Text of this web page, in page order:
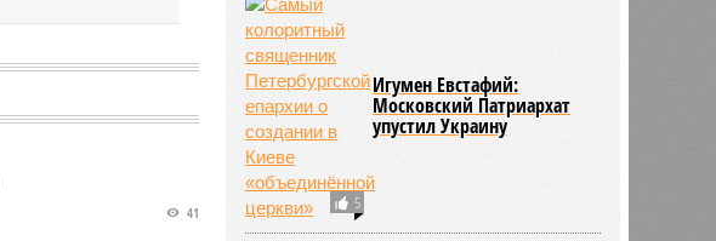
41 5
Игумен Евстафий:
Московский Патриархат
упустил Украину